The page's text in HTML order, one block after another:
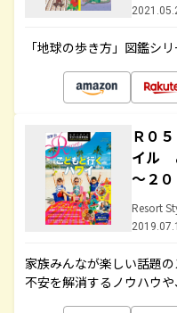
「地球の歩き方」図鑑シ
Ｒ０
イル
～２０
Resort
家族みんなが楽しい話題
不安を解消するノウハウ